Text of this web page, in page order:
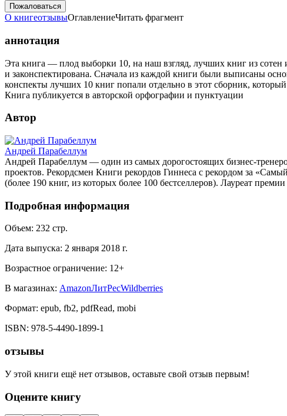
Пожаловаться
О книгеотзывыОглавлениеЧитать фрагмент
аннотация
Эта книга — плод выборки 10, на наш взгляд, лучших книг из сотен
и законспектирована. Сначала из каждой книги были выписаны
конспекты лучших 10 книг попали отдельно в этот сборник,
Книга публикуется в авторской орфографии и пунктуации
Автор
Андрей Парабеллум
Андрей Парабеллум — один из самых дорогостоящих бизнес-
проектов. Рекордсмен Книги рекордов Гиннеса с рекордом за
(более 190 книг, из которых более 100 бестселлеров). Лауреат
Подробная информация
Объем: 232 стр.
Дата выпуска: 2 января 2018 г.
Возрастное ограничение: 12+
В магазинах: AmazonЛитРесWildberries
Формат: epub, fb2, pdfRead, mobi
ISBN: 978-5-4490-1899-1
отзывы
У этой книги ещё нет отзывов, оставьте свой отзыв первым!
Оцените книгу